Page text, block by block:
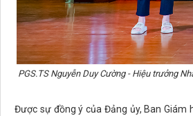
PGS.TS Nguyễn Duy Cường - Hiệu trưởng
Được sự đồng ý của Đảng ủy, Ban Giám